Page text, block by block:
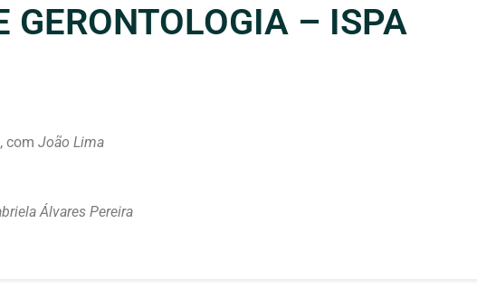
GERONTOLOGIA – ISPA
com João Lima
Álvares Pereira